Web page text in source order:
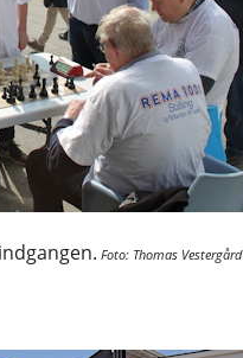
Foto: Thomas Vestergård